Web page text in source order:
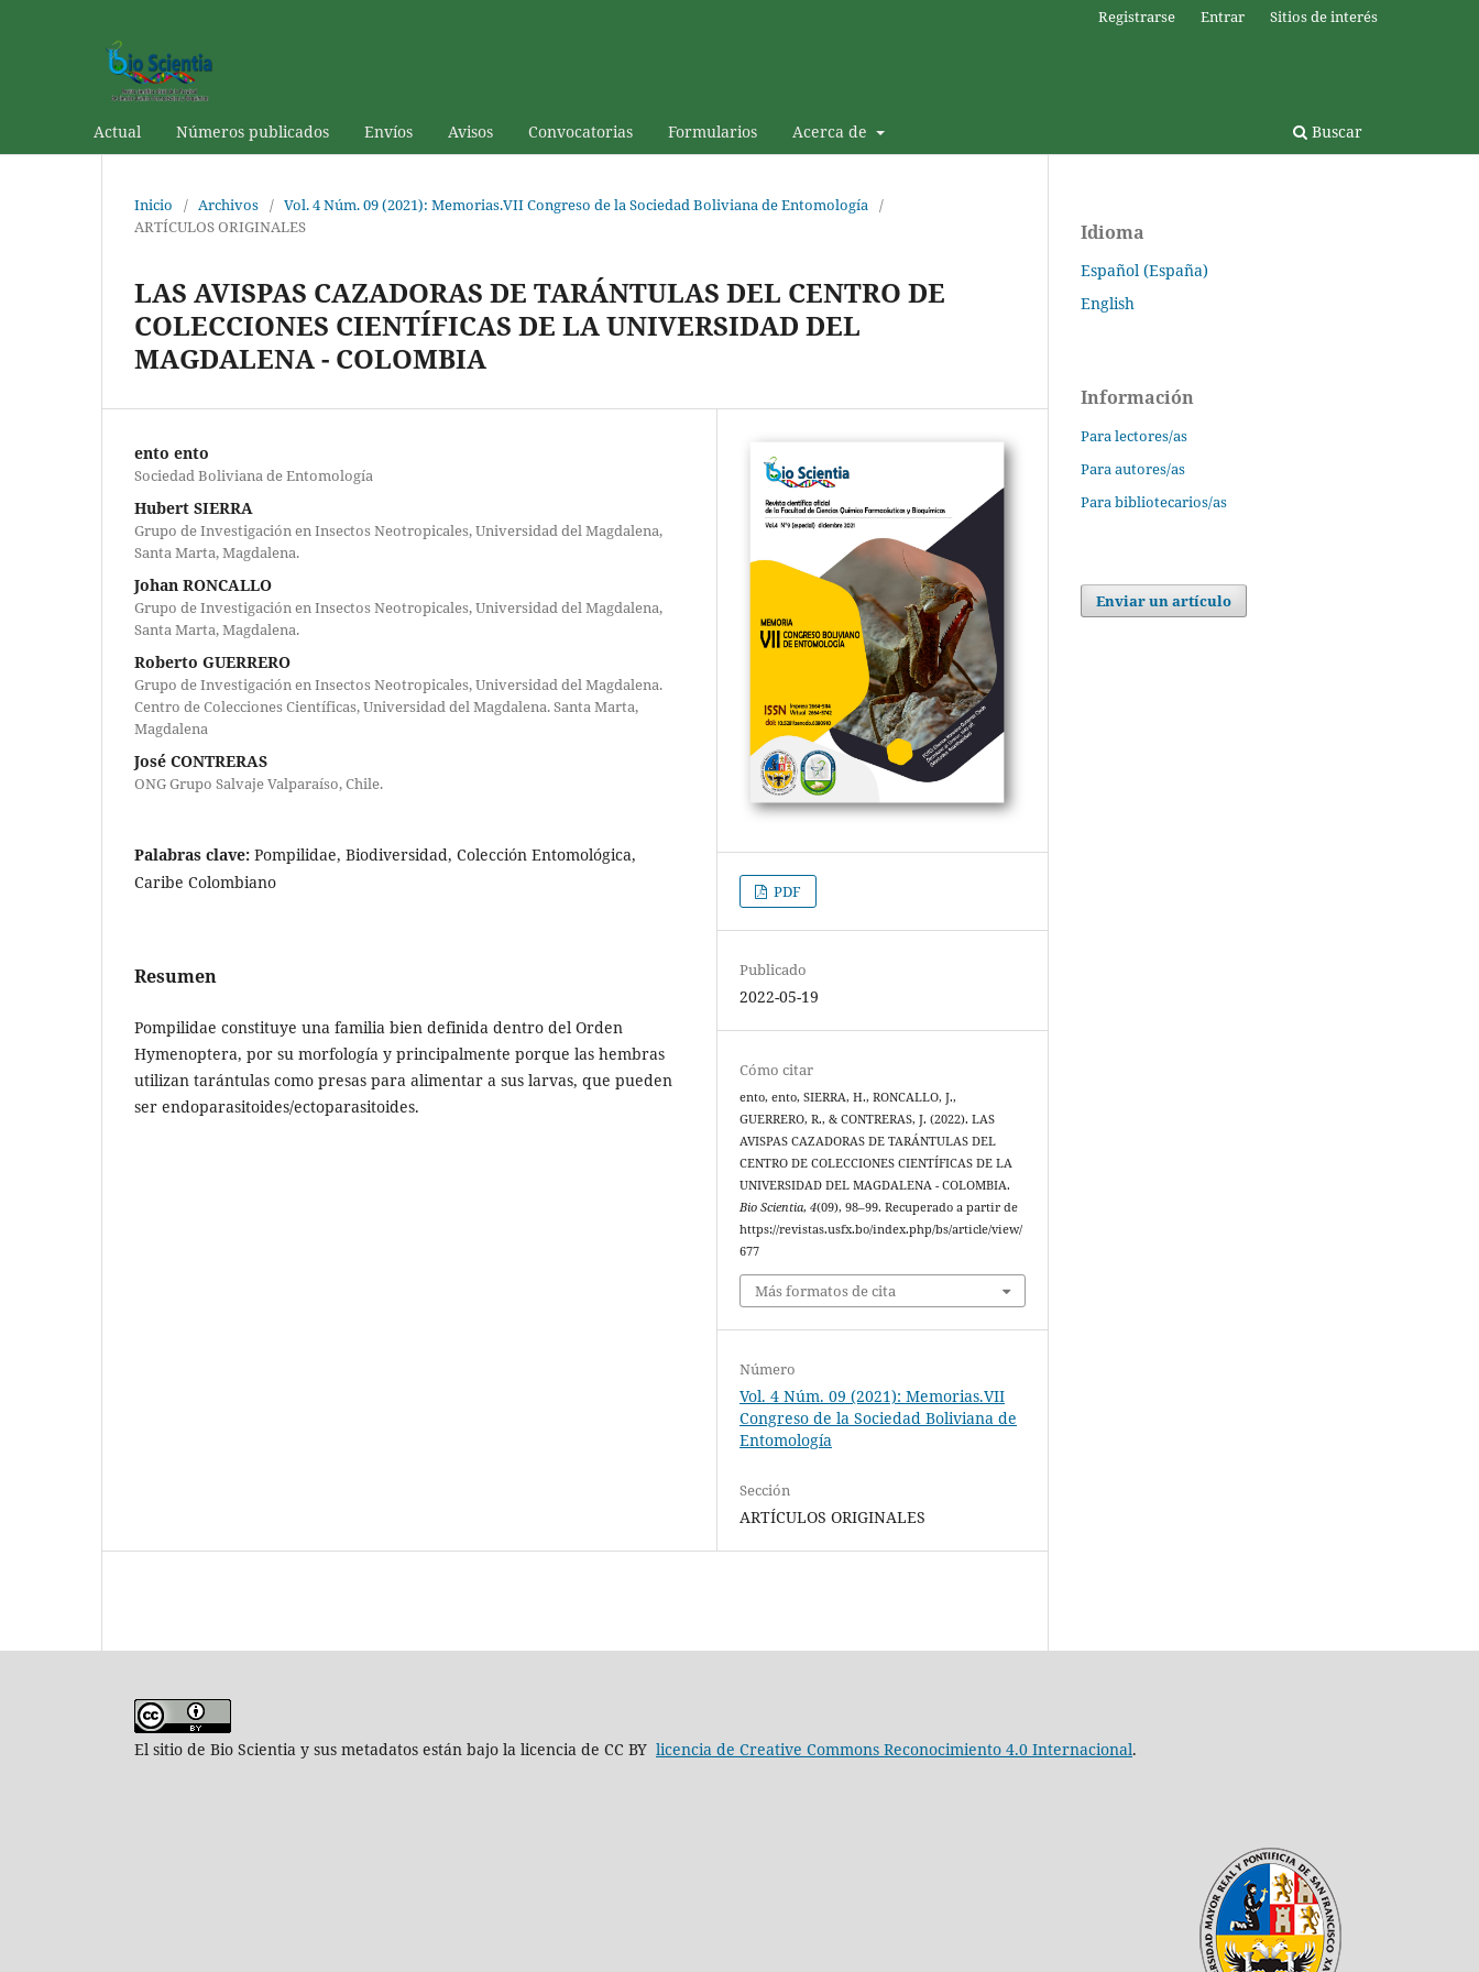
Actual Números publicados Envíos Avisos Convocatorias Formularios Acerca de Buscar
Registrarse Entrar Sitios de interés
Inicio / Archivos / Vol. 4 Núm. 09 (2021): Memorias.VII Congreso de la Sociedad Boliviana de Entomología /
ARTÍCULOS ORIGINALES
LAS AVISPAS CAZADORAS DE TARÁNTULAS DEL CENTRO DE
COLECCIONES CIENTÍFICAS DE LA UNIVERSIDAD DEL
MAGDALENA - COLOMBIA
ento ento
Sociedad Boliviana de Entomología
Hubert SIERRA
Grupo de Investigación en Insectos Neotropicales, Universidad del Magdalena,
Santa Marta, Magdalena.
Johan RONCALLO
Grupo de Investigación en Insectos Neotropicales, Universidad del Magdalena,
Santa Marta, Magdalena.
Roberto GUERRERO
Grupo de Investigación en Insectos Neotropicales, Universidad del Magdalena.
Centro de Colecciones Científicas, Universidad del Magdalena. Santa Marta,
Magdalena
José CONTRERAS
ONG Grupo Salvaje Valparaíso, Chile.
Palabras clave: Pompilidae, Biodiversidad, Colección Entomológica,
Caribe Colombiano
Resumen
Pompilidae constituye una familia bien definida dentro del Orden
Hymenoptera, por su morfología y principalmente porque las hembras
utilizan tarántulas como presas para alimentar a sus larvas, que pueden
ser endoparasitoides/ectoparasitoides.
PDF
Publicado
2022-05-19
Cómo citar
ento, ento, SIERRA, H., RONCALLO, J.,
GUERRERO, R., & CONTRERAS, J. (2022). LAS
AVISPAS CAZADORAS DE TARÁNTULAS DEL
CENTRO DE COLECCIONES CIENTÍFICAS DE LA
UNIVERSIDAD DEL MAGDALENA - COLOMBIA.
Bio Scientia,4(09), 98–99. Recuperado a partir de
https://revistas.usfx.bo/index.php/bs/article/view/
677
Más formatos de cita
Número
Vol. 4 Núm. 09 (2021): Memorias.VII
Congreso de la Sociedad Boliviana de
Entomología
Sección
ARTÍCULOS ORIGINALES
Idioma
Español (España)
English
Información
Para lectores/as
Para autores/as
Para bibliotecarios/as
Enviar un artículo
El sitio de Bio Scientia y sus metadatos están bajo la licencia de CC BY licencia de Creative Commons Reconocimiento 4.0 Internacional.